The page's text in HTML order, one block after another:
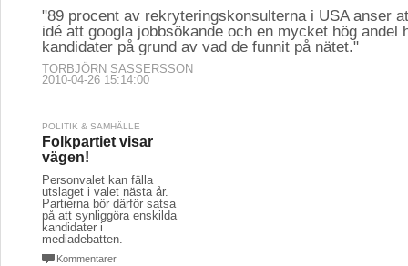
"89 procent av rekryteringskonsulterna i USA anser
idé att googla jobbsökande och en mycket hög andel
kandidater på grund av vad de funnit på nätet."
TORBJÖRN SASSERSSON
2010-04-26 15:14:00
POLITIK & SAMHÄLLE
Folkpartiet visar
vägen!
Personvalet kan fälla
utslaget i valet nästa år.
Partierna bör därför satsa
på att synliggöra enskilda
kandidater i
mediadebatten.
Kommentarer